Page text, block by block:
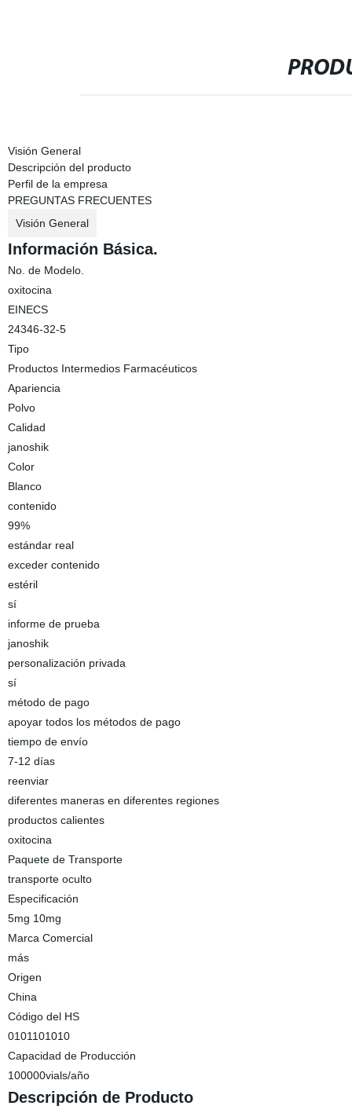
Visión General
Descripción del producto
Perfil de la empresa
PREGUNTAS FRECUENTES
Visión General
Información Básica.
No. de Modelo.
oxitocina
EINECS
24346-32-5
Tipo
Productos Intermedios Farmacéuticos
Apariencia
Polvo
Calidad
janoshik
Color
Blanco
contenido
99%
estándar real
exceder contenido
estéril
sí
informe de prueba
janoshik
personalización privada
sí
método de pago
apoyar todos los métodos de pago
tiempo de envío
7-12 días
reenviar
diferentes maneras en diferentes regiones
productos calientes
oxitocina
Paquete de Transporte
transporte oculto
Especificación
5mg 10mg
Marca Comercial
más
Origen
China
Código del HS
0101101010
Capacidad de Producción
100000vials/año
Descripción de Producto